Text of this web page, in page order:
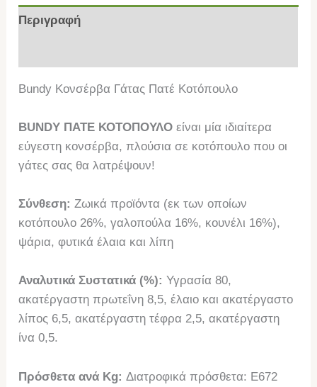
Περιγραφή
Bundy Κονσέρβα Γάτας Πατέ Κοτόπουλο
BUNDY ΠΑΤΕ ΚΟΤΟΠΟΥΛΟ είναι μία ιδιαίτερα
εύγεστη κονσέρβα, πλούσια σε κοτόπουλο που οι
γάτες σας θα λατρέψουν!
Σύνθεση: Ζωικά προϊόντα (εκ των οποίων
κοτόπουλο 26%, γαλοπούλα 16%, κουνέλι 16%),
ψάρια, φυτικά έλαια και λίπη
Αναλυτικά Συστατικά (%):Υγρασία 80,
ακατέργαστη πρωτεΐνη 8,5, έλαιο και ακατέργαστο
λίπος 6,5, ακατέργαστη τέφρα 2,5, ακατέργαστη
ίνα 0,5.
Πρόσθετα ανά Kg: Διατροφικά πρόσθετα: E672